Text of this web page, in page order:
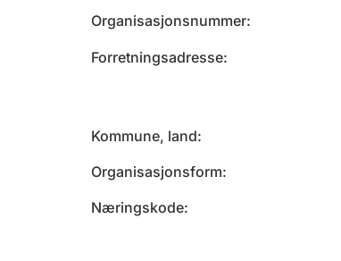
Organisasjonsnummer
Forretningsadresse
Kommune, land
Organisasjonsform
Næringskode